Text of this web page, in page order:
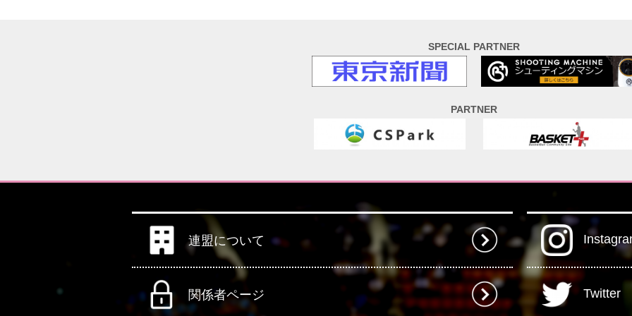
SPECIAL PARTNER
PARTNER
連盟について
関係者ページ Twitter